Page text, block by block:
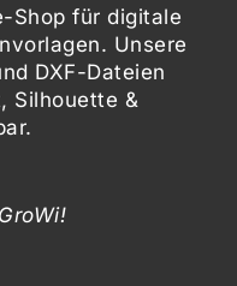
Shop für digitale
. Unsere
DXF-Dateien
Silhouette &